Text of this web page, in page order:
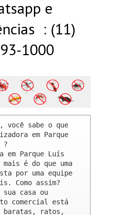
e
: (11)
1000
você sabe o que
em Parque
?
em Parque Luís
é do que uma
por uma equipe
Como assim?
sua casa ou
comercial está
baratas, ratos,